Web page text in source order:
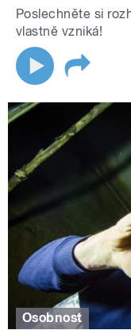
Poslechněte si
vlastně vzniká!
Osobnost